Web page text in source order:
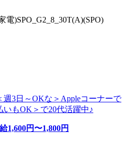
)SPO_G2_8_30T(A)(SPO)
週3日～OKな＞Appleコーナーで
もOK＞で20代活躍中♪
1,600円〜1,800円